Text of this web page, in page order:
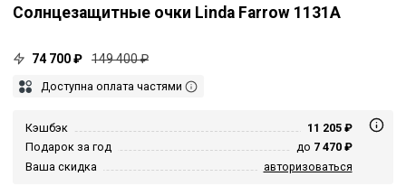
Солнцезащитные очки Linda Farrow 1131A
74 700 ₽ 149 400 ₽
Доступна оплата частями
Кэшбэк
11 205 ₽
Подарок за год
до 7 470 ₽
Ваша скидка
авторизоваться